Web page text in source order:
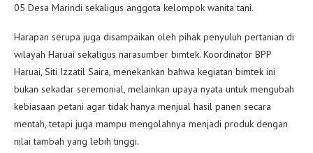
05 Desa Marindi sekaligus anggota kelompok wanita tani.
Harapan serupa juga disampaikan oleh pihak penyuluh pertanian di
wilayah Haruai sekaligus narasumber bimtek. Koordinator BPP
Haruai, Siti Izzatil Saira, menekankan bahwa kegiatan bimtek ini
bukan sekadar seremonial, melainkan upaya nyata untuk mengubah
kebiasaan petani agar tidak hanya menjual hasil panen secara
mentah, tetapi juga mampu mengolahnya menjadi produk dengan
nilai tambah yang lebih tinggi.